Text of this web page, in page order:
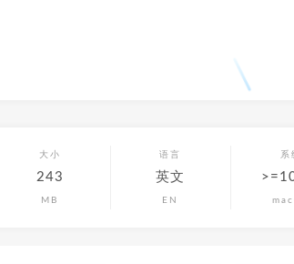
大小
243
MB
语言
英文
EN
系